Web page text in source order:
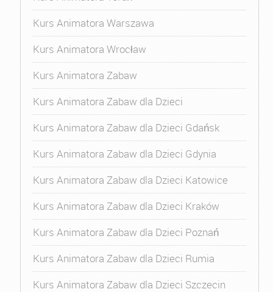
Kurs Animatora Warszawa
Kurs Animatora Wrocław
Kurs Animatora Zabaw
Kurs Animatora Zabaw dla Dzieci
Kurs Animatora Zabaw dla Dzieci Gdańsk
Kurs Animatora Zabaw dla Dzieci Gdynia
Kurs Animatora Zabaw dla Dzieci Katowice
Kurs Animatora Zabaw dla Dzieci Kraków
Kurs Animatora Zabaw dla Dzieci Poznań
Kurs Animatora Zabaw dla Dzieci Rumia
Kurs Animatora Zabaw dla Dzieci Szczecin